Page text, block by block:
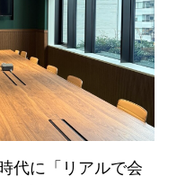
代に「リアルで会